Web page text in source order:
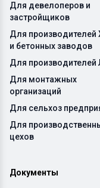
Для девелоперов и
застройщиков
Для производителей
и бетонных заводов
Для производителей
Для монтажных
организаций
Для сельхоз
Для
цехов
Документы